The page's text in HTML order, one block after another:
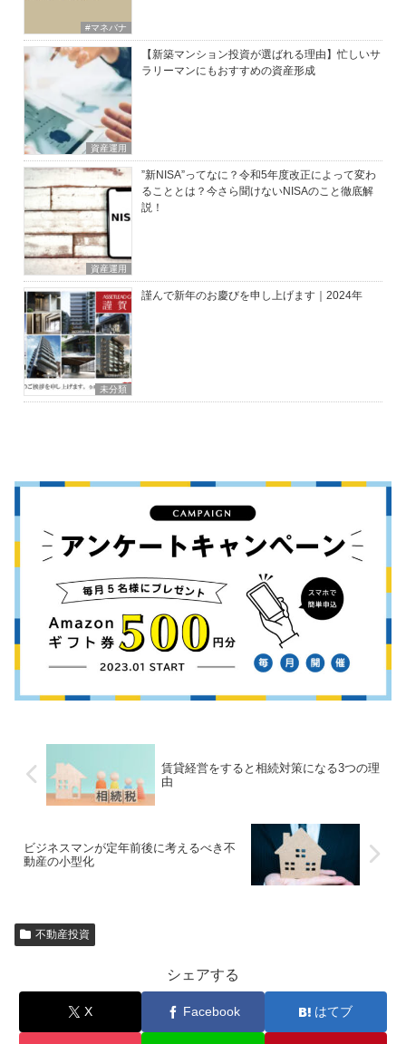
#マネバナ
資産運用
【新築マンション投資が選ばれる理由】忙しいサ
ラリーマンにもおすすめの資産形成
資産運用
”新NISA”ってなに？令和5年度改正によって変わ
ることとは？今さら聞けないNISAのこと徹底解
説！
未分類
謹んで新年のお慶びを申し上げます｜2024年
賃貸経営をすると相続対策になる3つの理
由
ビジネスマンが定年前後に考えるべき不
動産の小型化
不動産投資
シェアする
X Facebook はてブ